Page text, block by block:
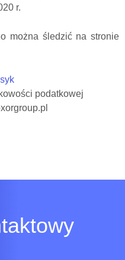
r.
można śledzić na stronie
podatkowej